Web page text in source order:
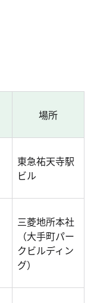
場所
東急祐天寺駅
ビル
三菱地所本社
（大手町パー
クビルディン
グ）